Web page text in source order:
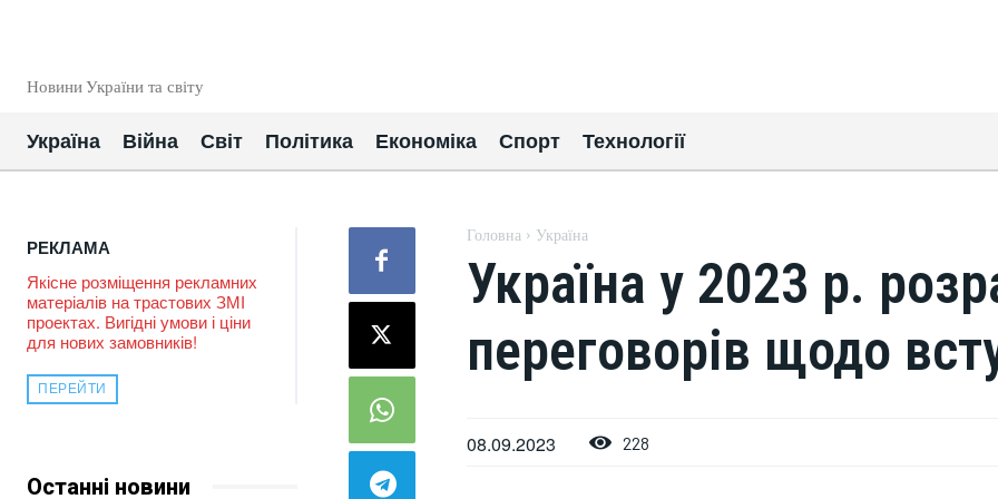
Новини України та світу
Україна Війна Світ Політика Економіка Спорт Технології
РЕКЛАМА
Якісне розміщення рекламних
матеріалів на трастових ЗМІ
проектах. Вигідні умови і ціни
для нових замовників!
ПЕРЕЙТИ
Останні новини
Головна Україна
Україна у 2023 р.
переговорів щодо
08.09.2023 228